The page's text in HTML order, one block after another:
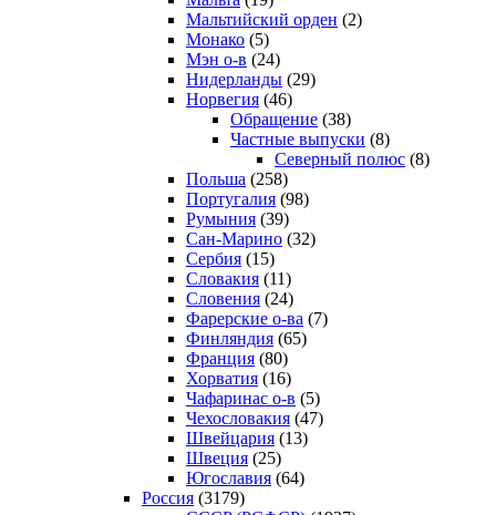
Мальтийский орден (2)
Монако (5)
Мэн о-в (24)
Нидерланды (29)
Норвегия (46)
Обращение (38)
Частные выпуски (8)
Северный полюс (8)
Польша (258)
Португалия (98)
Румыния (39)
Сан-Марино (32)
Сербия (15)
Словакия (11)
Словения (24)
Фарерские о-ва (7)
Финляндия (65)
Франция (80)
Хорватия (16)
Чафаринас о-в (5)
Чехословакия (47)
Швейцария (13)
Швеция (25)
Югославия (64)
Россия (3179)